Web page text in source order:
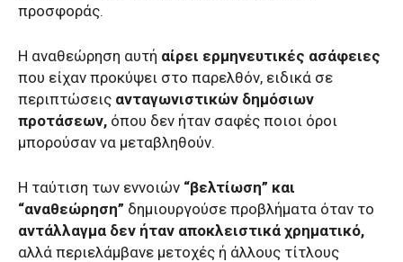
προσφοράς.
Η αναθεώρηση αυτή αίρει ερμηνευτικές ασάφειες
που είχαν προκύψει στο παρελθόν, ειδικά σε
περιπτώσεις ανταγωνιστικών δημόσιων
προτάσεων, όπου δεν ήταν σαφές ποιοι όροι
μπορούσαν να μεταβληθούν.
Η ταύτιση των εννοιών “βελτίωση” και
“αναθεώρηση” δημιουργούσε προβλήματα όταν το
αντάλλαγμα δεν ήταν αποκλειστικά χρηματικό,
αλλά περιελάμβανε μετοχές ή άλλους τίτλους